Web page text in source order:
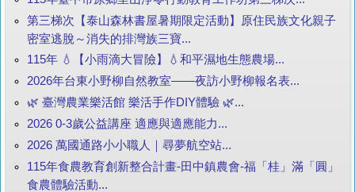
第三梯次【泰山森林書屋暑期限定活動】原住民族文化親子
密室逃脫～消失的排灣族三寶...
115年 💧【小雨滴大冒險】💧和平濕地生態農場...
2026年台東小野柳自然教室——夜訪小野柳報名表...
🌿 臺灣農業樂活館 樂活手作DIY體驗 🌿...
2026 0-3歲公益講座 適應與適應能力...
2026 萬國通路小小職人｜尋夢航空站...
115年食農教育創新整合計畫-田中鎮農會-福「桂」滿「圓」
食農體驗活動...